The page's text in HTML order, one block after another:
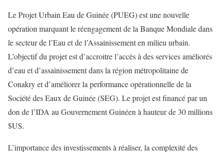
Le Projet Urbain Eau de Guinée (PUEG) est une nouvelle
opération marquant le réengagement de la Banque Mondiale dans
le secteur de l’Eau et de l’Assainissement en milieu urbain.
L’objectif du projet est d’accroitre l’accès à des services améliorés
d’eau et d’assainissement dans la région métropolitaine de
Conakry et d’améliorer la performance opérationnelle de la
Société des Eaux de Guinée (SEG). Le projet est financé par un
don de l’IDA au Gouvernement Guinéen à hauteur de 30 millions
$US.
L’importance des investissements à réaliser, la complexité des